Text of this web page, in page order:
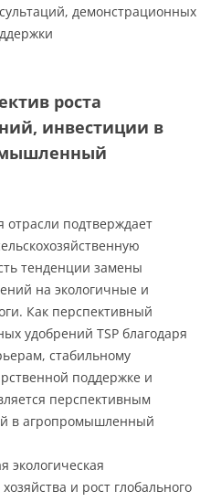
демонстрационных
роста
инвестиции в
отрасли подтверждает
тенденции замены
на экологичные и
Как перспективный
удобрений TSP благодаря
стабильному
поддержке и
перспективным
в агропромышленный
экологическая
и рост глобального